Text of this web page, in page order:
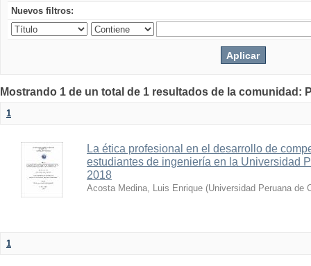
Nuevos filtros:
Mostrando 1 de un total de 1 resultados de la comunidad:
1
La ética profesional en el desarrollo de
estudiantes de ingeniería en la Universidad
2018
Acosta Medina, Luis Enrique (Universidad Peruana de
1